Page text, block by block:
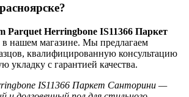
Parquet Herringbone IS11366 Паркет
нашем магазине. Мы предлагаем
квалифицированную консультацию
укладку с гарантией качества.
IS11366 Паркет Санторини —